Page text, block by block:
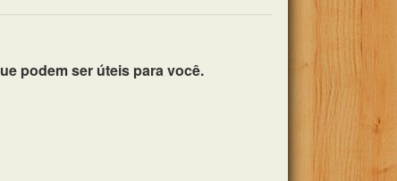
podem ser úteis para você.